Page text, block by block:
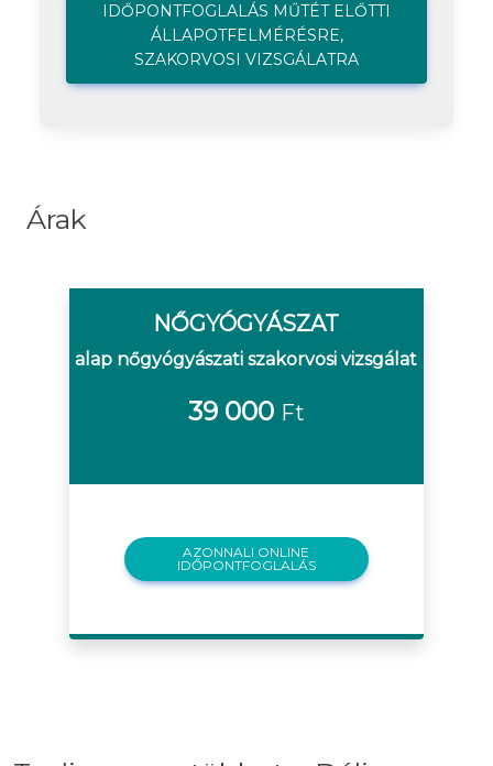
IDŐPONTFOGLALÁS MŰTÉT ELŐTTI
ÁLLAPOTFELMÉRÉSRE,
SZAKORVOSI VIZSGÁLATRA
Árak
NŐGYÓGYÁSZAT
alap nőgyógyászati szakorvosi vizsgálat
39 000 Ft
AZONNALI ONLINE
IDŐPONTFOGLALÁS